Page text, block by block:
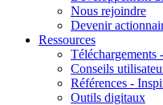
Nous rejoindre
Devenir
Ressources
Téléchargements
Conseils
Références -
Outils digitaux